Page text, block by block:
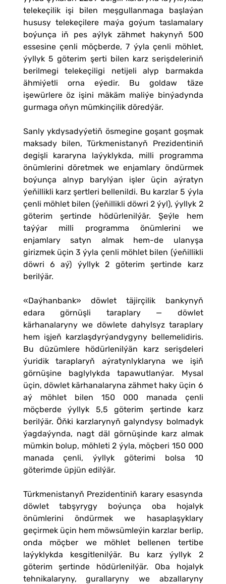
telekeçilik işi bilen meşgullanmaga başlaýan
hususy telekeçilere maýa goýum taslamalary
boýunça iň pes aýlyk zähmet hakynyň 500
essesine çenli möçberde, 7 ýyla çenli möhlet,
ýyllyk 5 göterim şerti bilen karz serişdeleriniň
berilmegi telekeçiligi netijeli alyp barmakda
ähmiýetli orna eýedir. Bu goldaw täze
işewürlere öz işini mäkäm maliýe binýadynda
gurmaga oňyn mümkinçilik döredýär.
Sanly ykdysadyýetiň ösmegine goşant goşmak
maksady bilen, Türkmenistanyň Prezidentiniň
degişli kararyna laýyklykda, milli programma
önümlerini döretmek we enjamlary öndürmek
boýunça alnyp barylýan işler üçin aýratyn
ýeňillikli karz şertleri bellenildi. Bu karzlar 5 ýyla
çenli möhlet bilen (ýeňillikli döwri 2 ýyl), ýyllyk 2
göterim şertinde hödürlenilýär. Şeýle hem
taýýar milli programma önümlerini we
enjamlary satyn almak hem-de ulanyşa
girizmek üçin 3 ýyla çenli möhlet bilen (ýeňillikli
döwri 6 aý) ýyllyk 2 göterim şertinde karz
berilýär.
«Daýhanbank» döwlet täjirçilik bankynyň
edara görnüşli taraplary — döwlet
kärhanalaryny we döwlete dahylsyz taraplary
hem işjeň karzlaşdyrýandygyny bellemelidiris.
Bu düzümlere hödürlenilýän karz serişdeleri
ýuridik taraplaryň aýratynlyklaryna we işiň
görnüşine baglylykda tapawutlanýar. Mysal
üçin, döwlet kärhanalaryna zähmet haky üçin 6
aý möhlet bilen 150 000 manada çenli
möçberde ýyllyk 5,5 göterim şertinde karz
berilýär. Öňki karzlarynyň galyndysy bolmadyk
ýagdaýynda, nagt däl görnüşinde karz almak
mümkin bolup, möhleti 2 ýyla, möçberi 150 000
manada çenli, ýyllyk göterimi bolsa 10
göterimde üpjün edilýär.
Türkmenistanyň Prezidentiniň karary esasynda
döwlet tabşyrygy boýunça oba hojalyk
önümlerini öndürmek we hasaplaşyklary
geçirmek üçin hem möwsümleýin karzlar berlip,
onda möçber we möhlet bellenen tertibe
laýyklykda kesgitlenilýär. Bu karz ýyllyk 2
göterim şertinde hödürlenilýär. Oba hojalyk
tehnikalaryny, gurallaryny we abzallaryny